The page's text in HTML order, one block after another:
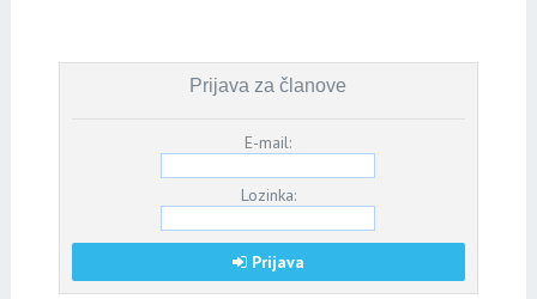
Prijava za članove
E-mail:
Lozinka:
Prijava